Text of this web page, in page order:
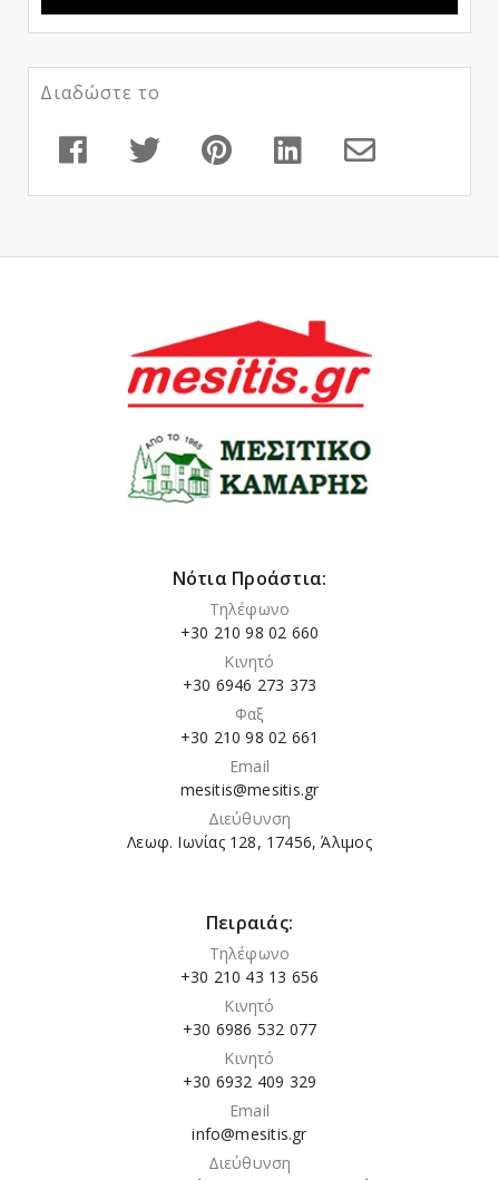
Διαδώστε το
Νότια Προάστια:
Τηλέφωνο
+30 210 98 02 660
Κινητό
+30 6946 273 373
Φαξ
+30 210 98 02 661
Email
mesitis@mesitis.gr
Διεύθυνση
Λεωφ. Ιωνίας 128, 17456, Άλιμος
Πειραιάς:
Τηλέφωνο
+30 210 43 13 656
Κινητό
+30 6986 532 077
Κινητό
+30 6932 409 329
Email
info@mesitis.gr
Διεύθυνση